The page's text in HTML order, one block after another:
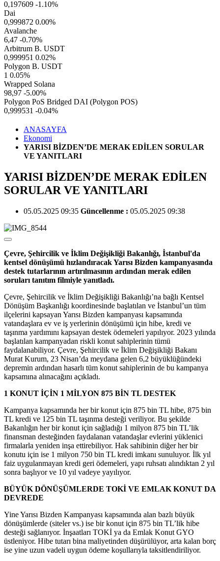
0,197609 -1.10%
Dai
0,999872 0.00%
Avalanche
6,47 -0.70%
Arbitrum B. USDT
0,999951 0.02%
Polygon B. USDT
1 0.05%
Wrapped Solana
98,97 -5.00%
Polygon PoS Bridged DAI (Polygon POS)
0,999531 -0.04%
ANASAYFA
Ekonomi
YARISI BİZDEN’DE MERAK EDİLEN SORULAR
VE YANITLARI
YARISI BİZDEN’DE MERAK EDİLEN
SORULAR VE YANITLARI
05.05.2025 09:35 Güncellenme : 05.05.2025 09:38
Çevre, Şehircilik ve İklim Değişikliği Bakanlığı, İstanbul'da
kentsel dönüşümü hızlandıracak Yarısı Bizden kampanyasında
destek tutarlarının artırılmasının ardından merak edilen
soruları tanıtım filmiyle yanıtladı.
Çevre, Şehircilik ve İklim Değişikliği Bakanlığı’na bağlı Kentsel
Dönüşüm Başkanlığı koordinesinde başlatılan ve İstanbul’un tüm
ilçelerini kapsayan Yarısı Bizden kampanyası kapsamında
vatandaşlara ev ve iş yerlerinin dönüşümü için hibe, kredi ve
taşınma yardımını kapsayan destek ödemeleri yapılıyor. 2023 yılında
başlatılan kampanyadan riskli konut sahiplerinin tümü
faydalanabiliyor. Çevre, Şehircilik ve İklim Değişikliği Bakanı
Murat Kurum, 23 Nisan’da meydana gelen 6,2 büyüklüğündeki
depremin ardından hasarlı tüm konut sahiplerinin de bu kampanya
kapsamına alınacağını açıkladı.
1 KONUT İÇİN 1 MİLYON 875 BİN TL DESTEK
Kampanya kapsamında her bir konut için 875 bin TL hibe, 875 bin
TL kredi ve 125 bin TL taşınma desteği veriliyor. Bu şekilde
Bakanlığın her bir konut için sağladığı 1 milyon 875 bin TL’lik
finansman desteğinden faydalanan vatandaşlar evlerini yüklenici
firmalarla yeniden inşa ettirebiliyor. Hak sahibinin diğer her bir
konutu için ise 1 milyon 750 bin TL kredi imkanı sunuluyor. İlk yıl
faiz uygulanmayan kredi geri ödemeleri, yapı ruhsatı alındıktan 2 yıl
sonra başlıyor ve 10 yıl vadeye yayılıyor.
BÜYÜK DÖNÜŞÜMLERDE TOKİ VE EMLAK KONUT DA
DEVREDE
Yine Yarısı Bizden Kampanyası kapsamında alan bazlı büyük
dönüşümlerde (siteler vs.) ise bir konut için 875 bin TL’lik hibe
desteği sağlanıyor. İnşaatları TOKİ ya da Emlak Konut GYO
üstleniyor. Hibe tutarı bina maliyetinden düşürülüyor, arta kalan borç
ise yine uzun vadeli uygun ödeme koşullarıyla taksitlendiriliyor.